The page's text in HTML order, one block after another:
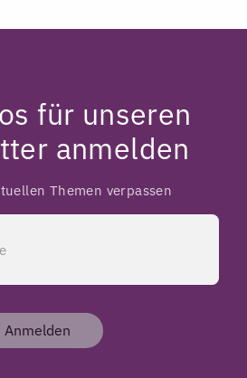
für unseren
anmelden
Themen verpassen
Anmelden